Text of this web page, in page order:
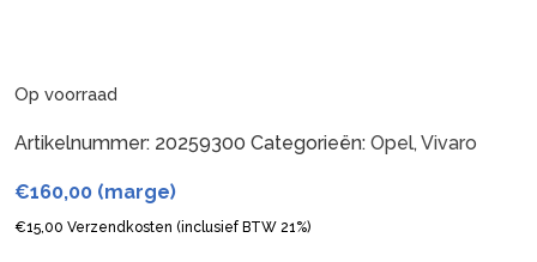
Op voorraad
Artikelnummer: 20259300 Categorieën: Opel, Vivaro
€160,00 (marge)
€15,00 Verzendkosten (inclusief BTW 21%)